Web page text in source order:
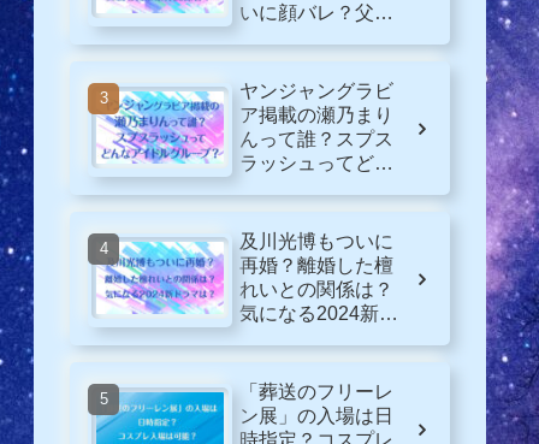
いに顔バレ？父親
ヤンジャングラビ
ア掲載の瀬乃まり
んって誰？スプス
ラッシュってどん
及川光博もついに
再婚？離婚した檀
れいとの関係は？
気になる2024新ド
「葬送のフリーレ
ン展」の入場は日